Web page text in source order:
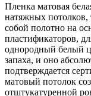
Пленка матовая
натяжных
собой полотно на
пластификаторов,
однородный белый
запаха, и оно
подтверждается
матовый потолок
отштукатуренной